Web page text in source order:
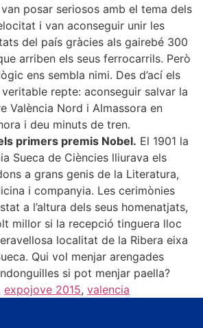
posar seriosos amb el tema dels
i van aconseguir unir les
del país gràcies als gairebé 300
arriben els seus ferrocarrils. Però
ens sembla nimi. Des d’ací els
repte: aconseguir salvar la
València Nord i Almassora en
i deu minuts de tren.
primers premis Nobel. El 1901 la
Sueca de Ciències lliurava els
a grans genis de la Literatura,
i companyia. Les cerimònies
a l’altura dels seus homenatjats,
millor si la recepció tinguera lloc
localitat de la Ribera eixa
Qui vol menjar arengades
si pot menjar paella?
expojove 2015, valencia